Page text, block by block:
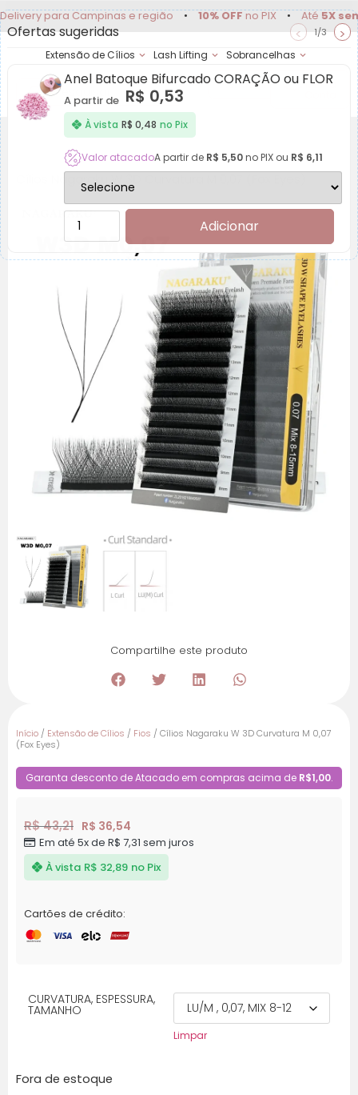
Campinas e região • 10% OFFno PIX • Até5X sem juros
Extensão de Cílios Lash Lifting Sobrancelhas
Achadinhos Minha
Cílios Nagaraku W 3D Curvatura M 0,07 (Fox Eyes)
Compartilhe este produto
Início / Extensão de Cílios / Fios / Cílios Nagaraku W 3D Curvatura M 0,07
(Fox Eyes)
Garanta desconto de Atacado em compras acima de R$1,00.
R$ 43,21 R$ 36,54
Em até 5x de R$ 7,31 sem juros
À vista R$ 32,89 no Pix
Cartões de crédito:
CURVATURA, ESPESSURA,
TAMANHO
Limpar
Fora de estoque
Ofertas sugeridas < 1/3 >
Anel Batoque Bifurcado CORAÇÃO ou FLOR
A partir de R$ 0,53
À vista R$ 0,48 no Pix
Valor atacadoA partir de R$ 5,50no PIX ou R$ 6,11
Adicionar